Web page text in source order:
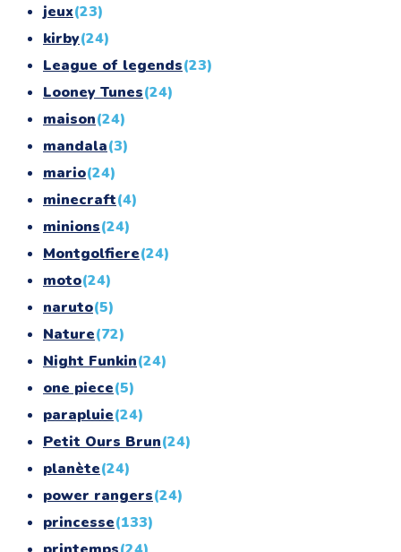
jeux(23)
kirby(24)
League of legends(23)
Looney Tunes(24)
maison(24)
mandala(3)
mario(24)
minecraft(4)
minions(24)
Montgolfiere(24)
moto(24)
naruto(5)
Nature(72)
Night Funkin(24)
one piece(5)
parapluie(24)
Petit Ours Brun(24)
planète(24)
power rangers(24)
princesse(133)